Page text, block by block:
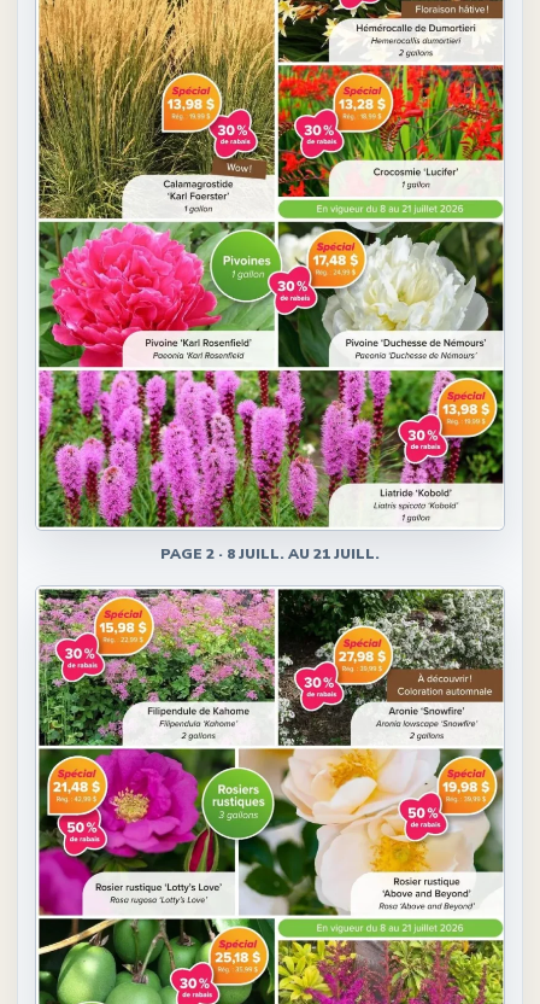
PAGE 2 · 8 JUILL. AU 21 JUILL.